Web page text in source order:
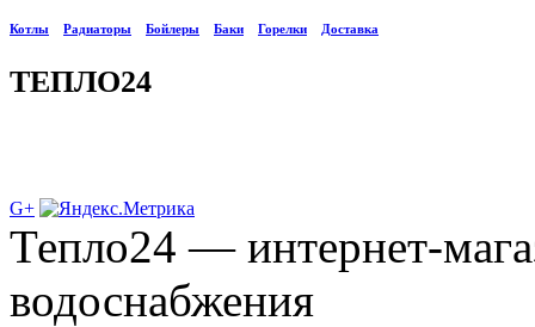
Котлы Радиаторы Бойлеры Баки Горелки Доставка
ТЕПЛО24
G+
Тепло24 — интернет-
водоснабжения